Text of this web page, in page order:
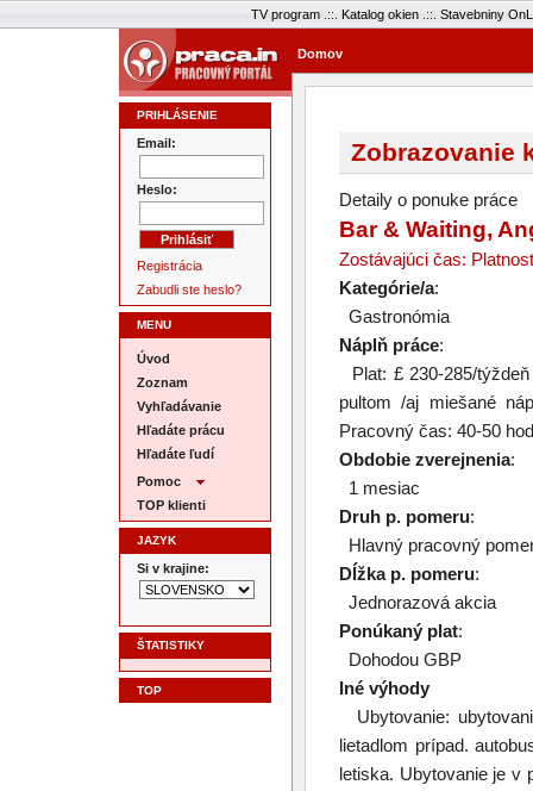
TV program.::. Katalog okien.::. Stavebniny
Domov
PRIHLÁSENIE
Email:
Heslo:
Registrácia
Zabudli ste heslo?
MENU
Úvod
Zoznam
Vyhľadávanie
Hľadáte prácu
Hľadáte ľudí
Pomoc
TOP klienti
JAZYK
Si v krajine:
ŠTATISTIKY
TOP
Zobrazovanie
Detaily o ponuke práce
Bar & Waiting,
Zostávajúci čas:
Kategórie/a:
Gastronómia
Náplň práce:
Plat: £ 230-285/
pultom /aj miešané
Pracovný čas: 40-50
Obdobie zverejnenia:
1 mesiac
Druh p. pomeru:
Hlavný pracovný
Dĺžka p. pomeru:
Jednorazová akcia
Ponúkaný plat:
Dohodou GBP
Iné výhody
Ubytovanie:
lietadlom prípad.
letiska. Ubytovanie je v